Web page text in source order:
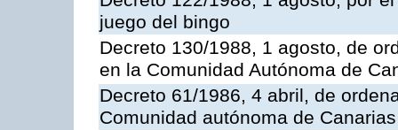
juego del bingo
Decreto 130/1988, 1 agosto, de
en la Comunidad Autónoma de
Decreto 61/1986, 4 abril, de
Comunidad autónoma de Canarias